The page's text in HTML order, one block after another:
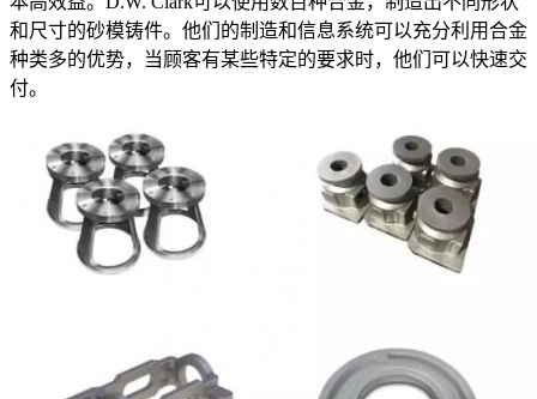
和尺寸的砂模铸件。他们的制造和信息系统可以充分利用合金
种类多的优势，当顾客有某些特定的要求时，他们可以快速交
付。